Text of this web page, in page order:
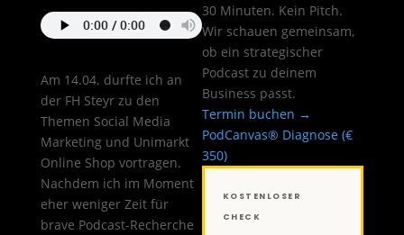
Am 14.04. durfte ich an
der FH Steyr zu den
Themen Social Media
Marketing und Unimarkt
Online Shop vortragen.
Nachdem ich im Moment
eher weniger Zeit für
brave Podcast-Recherche
30 Minuten. Kein Pitch.
Wir schauen gemeinsam,
ob ein strategischer
Podcast zu deinem
Business passt.
Termin buchen →
PodCanvas® Diagnose (€
350)
KOSTENLOSER
CHECK